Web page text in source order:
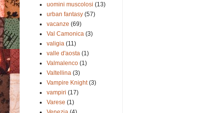
uomini muscolosi (13)
urban fantasy (57)
vacanze (69)
Val Camonica (3)
valigia (11)
valle d'aosta (1)
Valmalenco (1)
Valtellina (3)
Vampire Knight (3)
vampiri (17)
Varese (1)